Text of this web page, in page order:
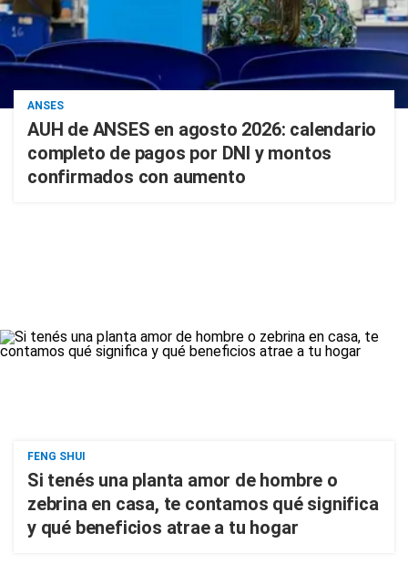
ANSES
AUH de ANSES en agosto 2026: calendario
completo de pagos por DNI y montos
confirmados con aumento
FENG SHUI
Si tenés una planta amor de hombre o
zebrina en casa, te contamos qué significa
y qué beneficios atrae a tu hogar